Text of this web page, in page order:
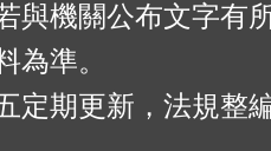
與機關公布文字有
為準。
定期更新，法規整